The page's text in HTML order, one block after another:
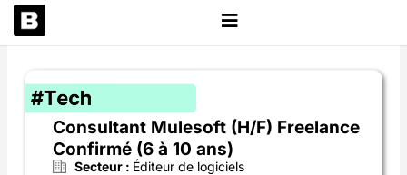
Aller
au
Consultant Mulesoft (H/F) Freelance
Confirmé (6 à 10 ans)
Secteur : Éditeur de logiciels